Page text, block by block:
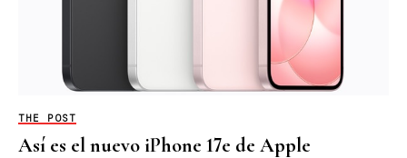
THE POST
Así es el nuevo iPhone 17e de Apple